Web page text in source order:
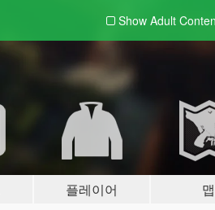
Show Adult
플레이어 맵